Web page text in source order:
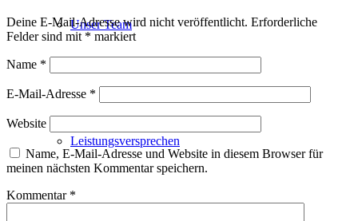
Unser Team
Leistungsversprechen
Deine E-Mail-Adresse wird nicht veröffentlicht. Erforderliche
Felder sind mit * markiert
Name *
E-Mail-Adresse *
Website
Name, E-Mail-Adresse und Website in diesem Browser für
meinen nächsten Kommentar speichern.
Kommentar *